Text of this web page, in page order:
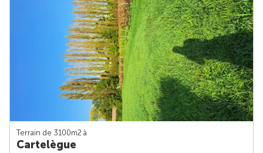
Terrain de 3100m2 à
Cartelègue